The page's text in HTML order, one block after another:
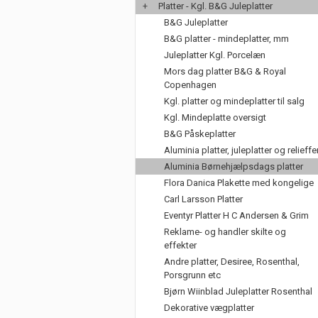
+
Platter - Kgl. B&G Juleplatter
B&G Juleplatter
B&G platter - mindeplatter, mm
Juleplatter Kgl. Porcelæn
Mors dag platter B&G & Royal
Copenhagen
Kgl. platter og mindeplatter til salg
Kgl. Mindeplatte oversigt
B&G Påskeplatter
Aluminia platter, juleplatter og
Aluminia Børnehjælpsdags platter
Flora Danica Plakette med kongelige
Carl Larsson Platter
Eventyr Platter H C Andersen & Grim
Reklame- og handler skilte og
effekter
Andre platter, Desiree, Rosenthal,
Porsgrunn etc
Bjørn Wiinblad Juleplatter Rosenthal
Dekorative vægplatter